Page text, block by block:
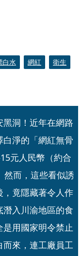
白水 網紅
衛生
洞！近年在網路
淨的「網紅無骨
元人民幣（約合
然而，這些看似誘
，竟隱藏著令人作
入川渝地區的食
用國家明令禁止
來，連工廠員工